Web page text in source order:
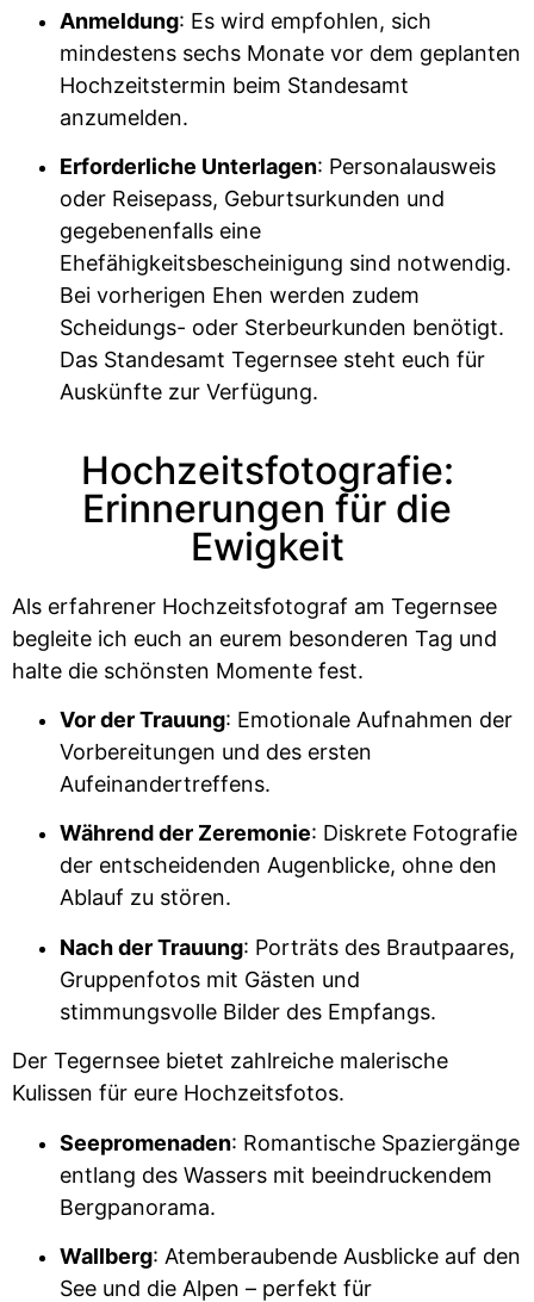
Anmeldung: Es wird empfohlen, sich
mindestens sechs Monate vor dem geplanten
Hochzeitstermin beim Standesamt
anzumelden.
Erforderliche Unterlagen: Personalausweis
oder Reisepass, Geburtsurkunden und
gegebenenfalls eine
Ehefähigkeitsbescheinigung sind notwendig.
Bei vorherigen Ehen werden zudem
Scheidungs- oder Sterbeurkunden benötigt.
Das Standesamt Tegernsee steht euch für
Auskünfte zur Verfügung.
Hochzeitsfotografie:
Erinnerungen für die
Ewigkeit
Als erfahrener Hochzeitsfotograf am Tegernsee
begleite ich euch an eurem besonderen Tag und
halte die schönsten Momente fest.
Vor der Trauung: Emotionale Aufnahmen der
Vorbereitungen und des ersten
Aufeinandertreffens.
Während der Zeremonie: Diskrete Fotografie
der entscheidenden Augenblicke, ohne den
Ablauf zu stören.
Nach der Trauung: Porträts des Brautpaares,
Gruppenfotos mit Gästen und
stimmungsvolle Bilder des Empfangs.
Der Tegernsee bietet zahlreiche malerische
Kulissen für eure Hochzeitsfotos.
Seepromenaden: Romantische Spaziergänge
entlang des Wassers mit beeindruckendem
Bergpanorama.
Wallberg: Atemberaubende Ausblicke auf den
See und die Alpen – perfekt für